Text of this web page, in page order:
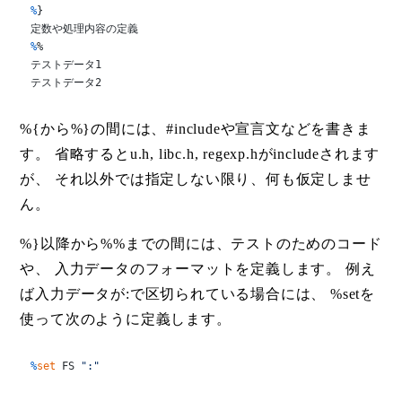
%}
%%
テストデータ1
テストデータ2
%{から%}の間には、#includeや宣言文などを書きま
す。 省略するとu.h, libc.h, regexp.hがincludeされます
が、 それ以外では指定しない限り、何も仮定しませ
ん。
%}以降から%%までの間には、テストのためのコード
や、 入力データのフォーマットを定義します。 例え
ば入力データが:で区切られている場合には、 %setを
使って次のように定義します。
%set FS ":"